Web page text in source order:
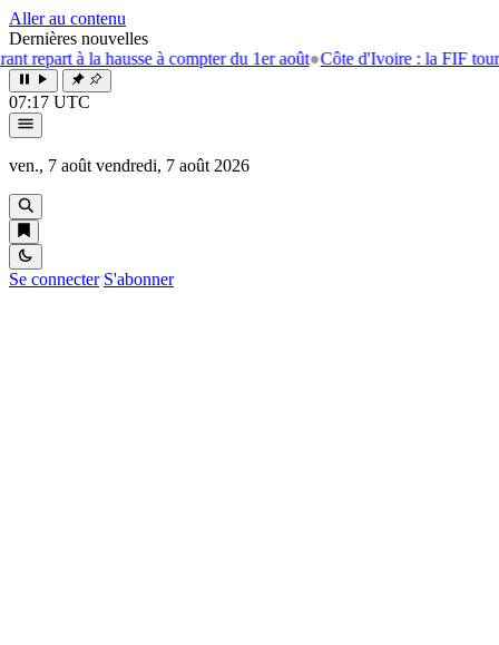
Aller au contenu
Dernières nouvelles
hausse à compter du 1er août●Côte d'Ivoire : la FIF tourne la page
07:17 UTC
ven., 7 août vendredi, 7 août 2026
Se connecter S'abonner